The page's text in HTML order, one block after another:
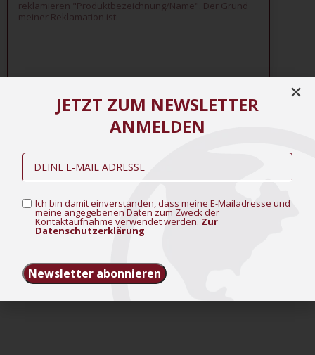
Ich bin damit einverstanden, dass meine E-Mailadresse
und meine angegeben Daten zum Zweck der
Kontaktaufnahme verwendet werden.Zur
Datenschutzerklärung
Senden
JETZT ZUM NEWSLETTER
ANMELDEN
Ich bin damit einverstanden, dass meine E-Mailadresse und
meine angegebenen Daten zum Zweck der
Kontaktaufnahme verwendet werden. Zur
Datenschutzerklärung
Newsletter abonnieren